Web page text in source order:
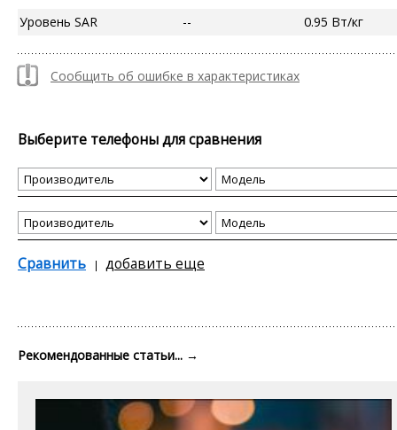
Уровень SAR
-- 0.95 Вт/кг
Сообщить об ошибке в характеристиках
Выберите телефоны для сравнения
Сравнить добавить еще
Рекомендованные статьи... →